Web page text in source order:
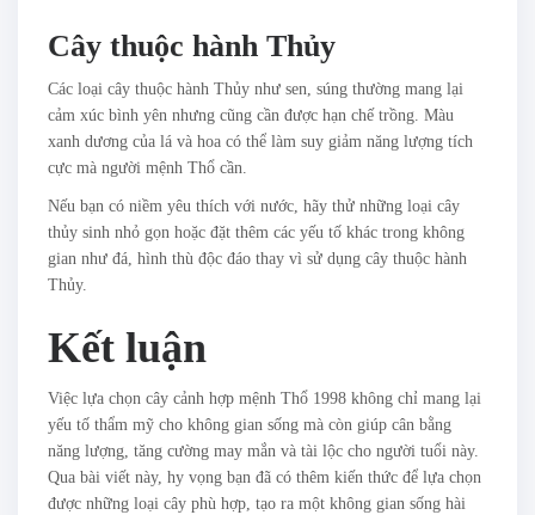
Cây thuộc hành Thủy
Các loại cây thuộc hành Thủy như sen, súng thường mang lại
cảm xúc bình yên nhưng cũng cần được hạn chế trồng. Màu
xanh dương của lá và hoa có thể làm suy giảm năng lượng tích
cực mà người mệnh Thổ cần.
Nếu bạn có niềm yêu thích với nước, hãy thử những loại cây
thủy sinh nhỏ gọn hoặc đặt thêm các yếu tố khác trong không
gian như đá, hình thù độc đáo thay vì sử dụng cây thuộc hành
Thủy.
Kết luận
Việc lựa chọn cây cảnh hợp mệnh Thổ 1998 không chỉ mang lại
yếu tố thẩm mỹ cho không gian sống mà còn giúp cân bằng
năng lượng, tăng cường may mắn và tài lộc cho người tuổi này.
Qua bài viết này, hy vọng bạn đã có thêm kiến thức để lựa chọn
được những loại cây phù hợp, tạo ra một không gian sống hài